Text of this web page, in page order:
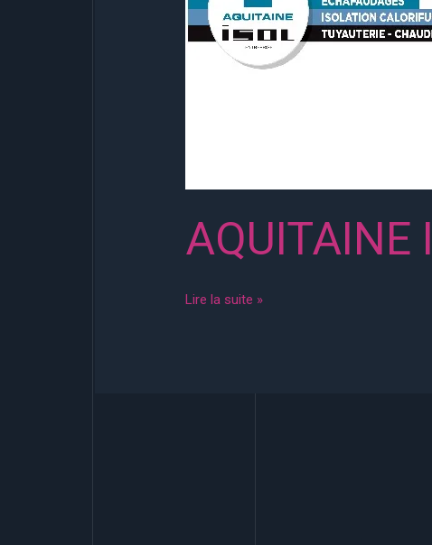
AQUITAINE
Lire la suite »